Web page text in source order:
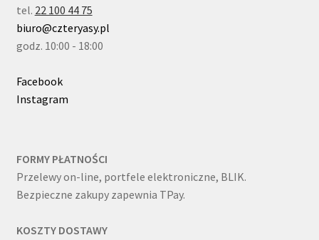
tel. 22 100 44 75
biuro@czteryasy.pl
godz. 10:00 - 18:00
Facebook
Instagram
FORMY PŁATNOŚCI
Przelewy on-line, portfele elektroniczne, BLIK.
Bezpieczne zakupy zapewnia TPay.
KOSZTY DOSTAWY